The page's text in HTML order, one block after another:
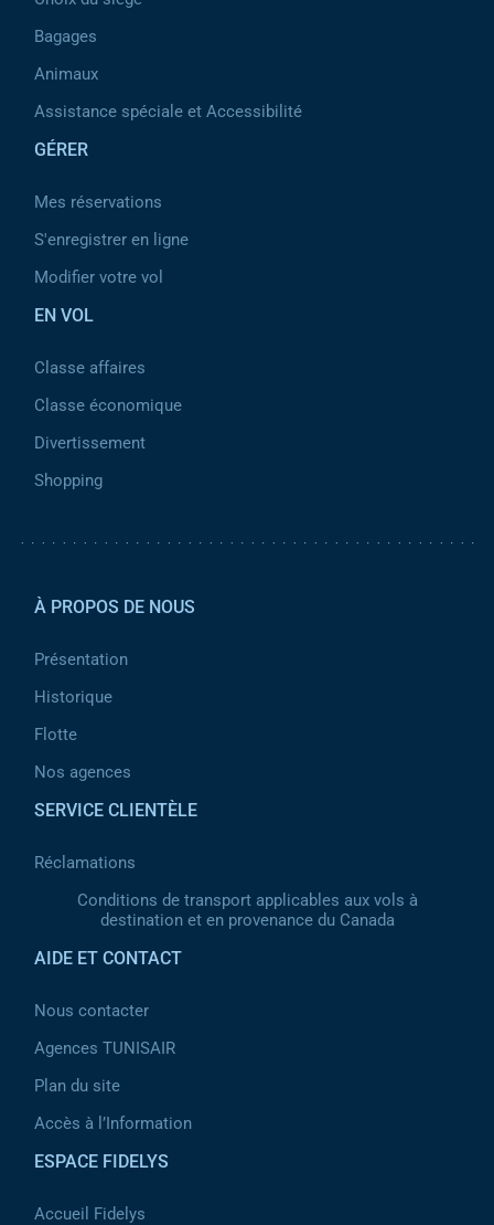
Bagages
Animaux
Assistance spéciale et Accessibilité
GÉRER
Mes réservations
S'enregistrer en ligne
Modifier votre vol
EN VOL
Classe affaires
Classe économique
Divertissement
Shopping
À PROPOS DE NOUS
Présentation
Historique
Flotte
Nos agences
SERVICE CLIENTÈLE
Réclamations
Conditions de transport applicables aux vols à
destination et en provenance du Canada
AIDE ET CONTACT
Nous contacter
Agences TUNISAIR
Plan du site
Accès à l’Information
ESPACE FIDELYS
Accueil Fidelys